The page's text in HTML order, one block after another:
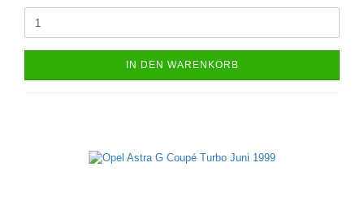
IN DEN WARENKORB